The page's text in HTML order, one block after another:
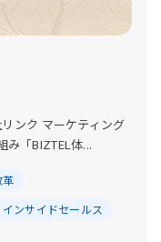
ンク マーケティング
み「BIZTEL体...
革
インサイドセールス